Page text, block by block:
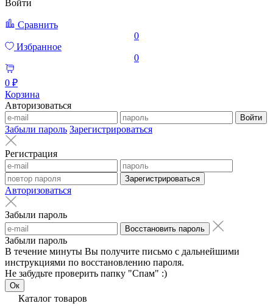
Войти
Сравнить
0
Избранное
0
0 ₽
Корзина
Авторизоваться
Войти
Забыли пароль Зарегистрироваться
Регистрация
Зарегистрироваться
Авторизоваться
Забыли пароль
Восстановить пароль
Забыли пароль
В течение минуты Вы получите письмо с дальнейшими
инструкциями по восстановлению пароля.
Не забудьте проверить папку "Спам" :)
Ок
Каталог товаров